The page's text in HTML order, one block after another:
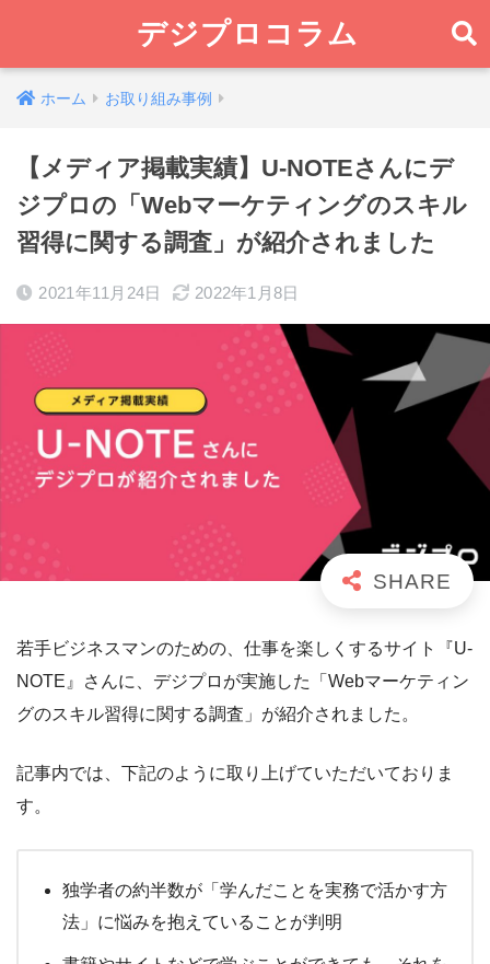
デジプロコラム
ホーム お取り組み事例
【メディア掲載実績】U-NOTEさんにデ
ジプロの「Webマーケティングのスキル
習得に関する調査」が紹介されました
2021年11月24日 2022年1月8日
若手ビジネスマンのための、仕事を楽しくするサイト『U-
NOTE』さんに、デジプロが実施した「Webマーケティン
グのスキル習得に関する調査」が紹介されました。
記事内では、下記のように取り上げていただいておりま
す。
独学者の約半数が「学んだことを実務で活かす方
法」に悩みを抱えていることが判明